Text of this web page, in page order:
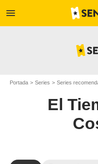
menu
Portada Series Series
El